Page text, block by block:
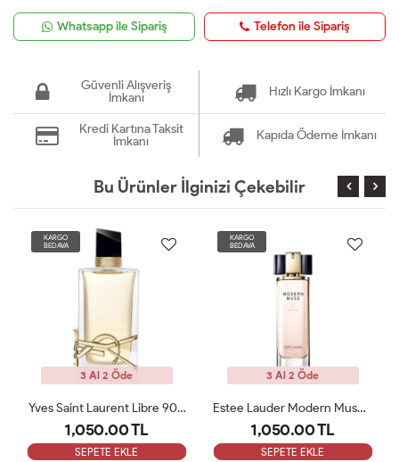
Whatsapp ile Sipariş Telefon ile Sipariş
Güvenli Alışveriş
İmkanı
Hızlı Kargo İmkanı
Kredi Kartına Taksit
İmkanı
Kapıda Ödeme İmkanı
Bu Ürünler İlginizi Çekebilir
KARGO
BEDAVA
3 Al 2 Öde
Estee Lauder Modern Muse Edp 100 Ml Kadın Tester
1,050.00 TL
SEPETE EKLE
KARGO
BEDAVA
3 Al 2 Öde
1,050.00 TL
SEPETE EKLE